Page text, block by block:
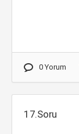
0 Yorum
17.Soru